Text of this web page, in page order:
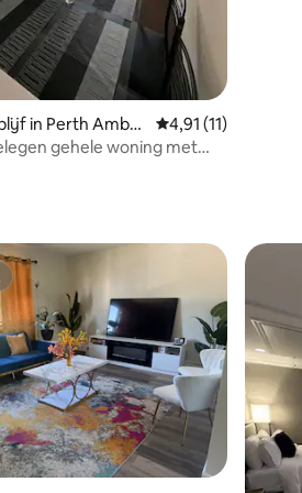
in Perth Ambo
Gemiddelde
4,91 (11)
gehele woning met